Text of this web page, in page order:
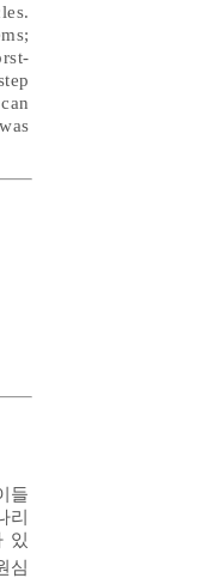
들
리
있
심